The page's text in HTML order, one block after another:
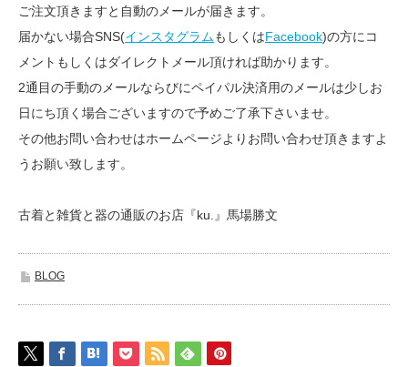
ご注文頂きますと自動のメールが届きます。
届かない場合SNS(インスタグラムもしくはFacebook)の方にコ
メントもしくはダイレクトメール頂ければ助かります。
2通目の手動のメールならびにペイパル決済用のメールは少しお
日にち頂く場合ございますので予めご了承下さいませ。
その他お問い合わせはホームページよりお問い合わせ頂きますよ
うお願い致します。
古着と雑貨と器の通販のお店『ku.』馬場勝文
BLOG